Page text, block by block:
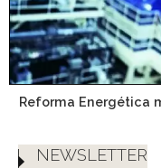
Reforma Energética
NEWSLETTER